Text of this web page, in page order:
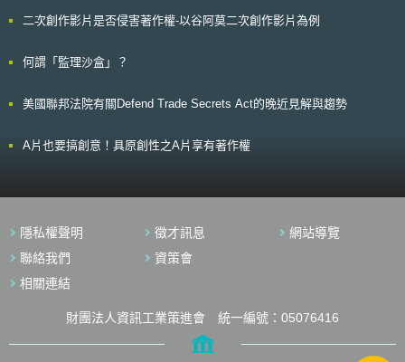
引」、「智慧財產權及其機密性指引」、「附件A–知識資產類別與類
KA指引」、「附件E–人才流動指引」以及「申請KA補助基金指引」等。
Accelerator, PRIMA），協助公部門創新者測試其研發構想、產品及服務是
Sector Spinouts Study），為英國政府首次對公部門推動衍生新創政策及制
度進行審查，顯示英國推動上遇有許多推動障礙，研究最後對英國政府及
二次創作影片是否侵害著作權-以谷阿莫二次創作影片為例
何謂「監理沙盒」？
美國聯邦法院有關Defend Trade Secrets Act的晚近見解與趨勢
A片也要搞創意！具原創性之A片享有著作權
隱私權聲明 徵才訊息
網站導覽
聯絡我們
資策會
相關連結
財團法人資訊工業策進會 統一編號：05076416